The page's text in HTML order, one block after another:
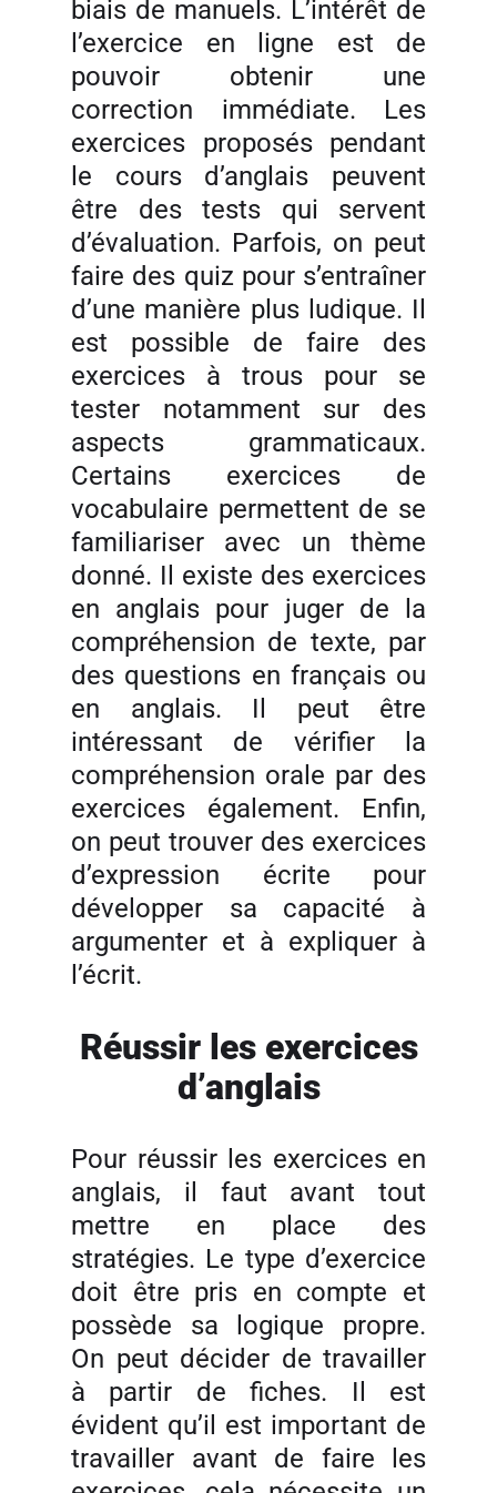
biais de manuels. L’intérêt de
l’exercice en ligne est de
pouvoir obtenir une
correction immédiate. Les
exercices proposés pendant
le cours d’anglais peuvent
être des tests qui servent
d’évaluation. Parfois, on peut
faire des quiz pour s’entraîner
d’une manière plus ludique. Il
est possible de faire des
exercices à trous pour se
tester notamment sur des
aspects grammaticaux.
Certains exercices de
vocabulaire permettent de se
familiariser avec un thème
donné. Il existe des exercices
en anglais pour juger de la
compréhension de texte, par
des questions en français ou
en anglais. Il peut être
intéressant de vérifier la
compréhension orale par des
exercices également. Enfin,
on peut trouver des exercices
d’expression écrite pour
développer sa capacité à
argumenter et à expliquer à
l’écrit.
Réussir les exercices
d’anglais
Pour réussir les exercices en
anglais, il faut avant tout
mettre en place des
stratégies. Le type d’exercice
doit être pris en compte et
possède sa logique propre.
On peut décider de travailler
à partir de fiches. Il est
évident qu’il est important de
travailler avant de faire les